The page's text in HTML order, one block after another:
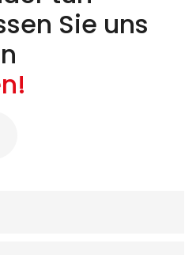
Sie uns